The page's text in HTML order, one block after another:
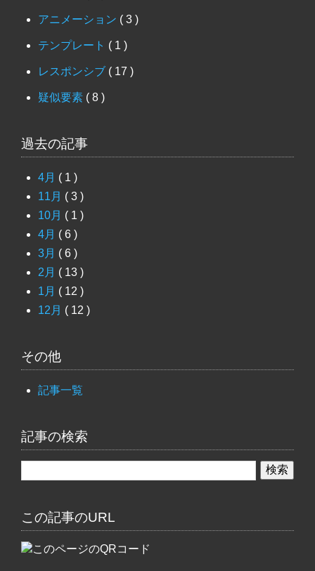
アニメーション ( 3 )
テンプレート ( 1 )
レスポンシブ ( 17 )
疑似要素 ( 8 )
過去の記事
4月 ( 1 )
11月 ( 3 )
10月 ( 1 )
4月 ( 6 )
3月 ( 6 )
2月 ( 13 )
1月 ( 12 )
12月 ( 12 )
その他
記事一覧
記事の検索
この記事のURL